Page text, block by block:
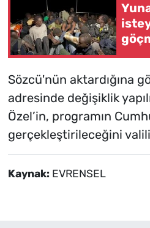
Sözcü'nün aktardığına
adresinde değişiklik
Özel’in, programın
gerçekleştirileceğini
Kaynak: EVRENSEL